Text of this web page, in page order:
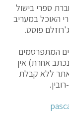
ספרי בישול
האוכל במעריב
פוסט.
המתפרסמים
אחרת) אין
ללא קבלת